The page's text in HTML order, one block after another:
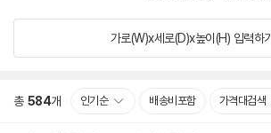
가로(W)x세로(D)x높이(H) 입력하기
총 584개 인기순 배송비포함 가격대검색